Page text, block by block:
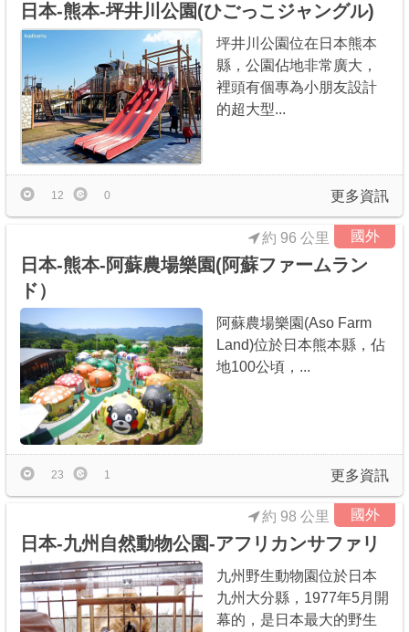
日本-熊本-坪井川公園(ひごっこジャングル)
坪井川公園位在日本熊本
縣，公園佔地非常廣大，
裡頭有個專為小朋友設計
的超大型...
更多資訊
12 0
國外
約 96 公里
日本-熊本-阿蘇農場樂園(阿蘇ファームラン
ド）
阿蘇農場樂園(Aso Farm
Land)位於日本熊本縣，佔
地100公頃，...
更多資訊
23 1
國外
約 98 公里
日本-九州自然動物公園-アフリカンサファリ
九州野生動物園位於日本
九州大分縣，1977年5月開
幕的，是日本最大的野生